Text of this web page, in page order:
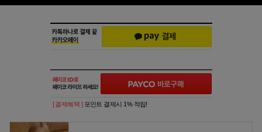
[ 결제혜택 ] 포인트 결제시 1% 적립!